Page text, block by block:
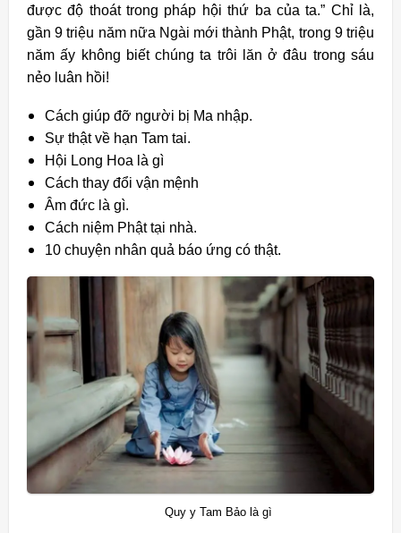
được độ thoát trong pháp hội thứ ba của ta.” Chỉ là,
gần 9 triệu năm nữa Ngài mới thành Phật, trong 9 triệu
năm ấy không biết chúng ta trôi lăn ở đâu trong sáu
nẻo luân hồi!
Cách giúp đỡ người bị Ma nhập.
Sự thật về hạn Tam tai.
Hội Long Hoa là gì
Cách thay đổi vận mệnh
Âm đức là gì.
Cách niệm Phật tại nhà.
10 chuyện nhân quả báo ứng có thật.
Quy y Tam Bảo là gì